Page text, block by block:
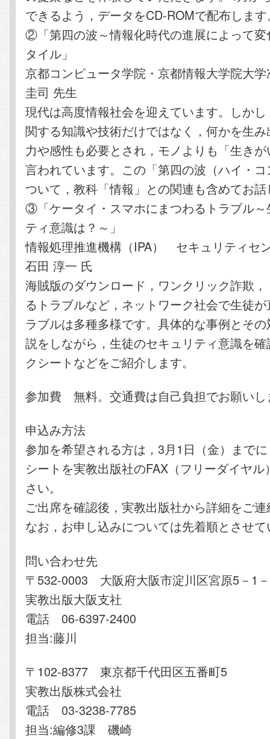
できるよう，データをCD-ROMで配布しま
②「第四の波～情報化時代の進展によって
タイル」
京都コンピュータ学院・京都情報大学院大
圭司 先生
現代は高度情報社会を迎えています。しか
関する知識や技術だけではなく，何かを生
力や感性も必要とされ，モノよりも「生き
言われています。この「第四の波（ハイ・
ついて，教科「情報」との関連も含めてお
③「ケータイ・スマホにまつわるトラブル
ティ意識は？～」
情報処理推進機構（IPA） セキュリティ
石田 淳一 氏
海賊版のダウンロード，ワンクリック詐欺
るトラブルなど，ネットワーク社会で生徒
ラブルは多種多様です。具体的な事例とそ
説をしながら，生徒のセキュリティ意識を
クシートなどをご紹介します。
参加費 無料。交通費は自己負担でお願いし
申込み方法
参加を希望される方は，3月1日（金）まで
シートを実教出版社のFAX（フリーダイヤ
さい。
ご出席を確認後，実教出版社から詳細をご
なお，お申し込みについては先着順とさせ
問い合わせ先
〒532-0003 大阪府大阪市淀川区宮原5－1
実教出版大阪支社
電話 06-6397-2400
担当:藤川
〒102-8377 東京都千代田区五番町5
実教出版株式会社
電話 03-3238-7785
担当:編修3課 磯崎